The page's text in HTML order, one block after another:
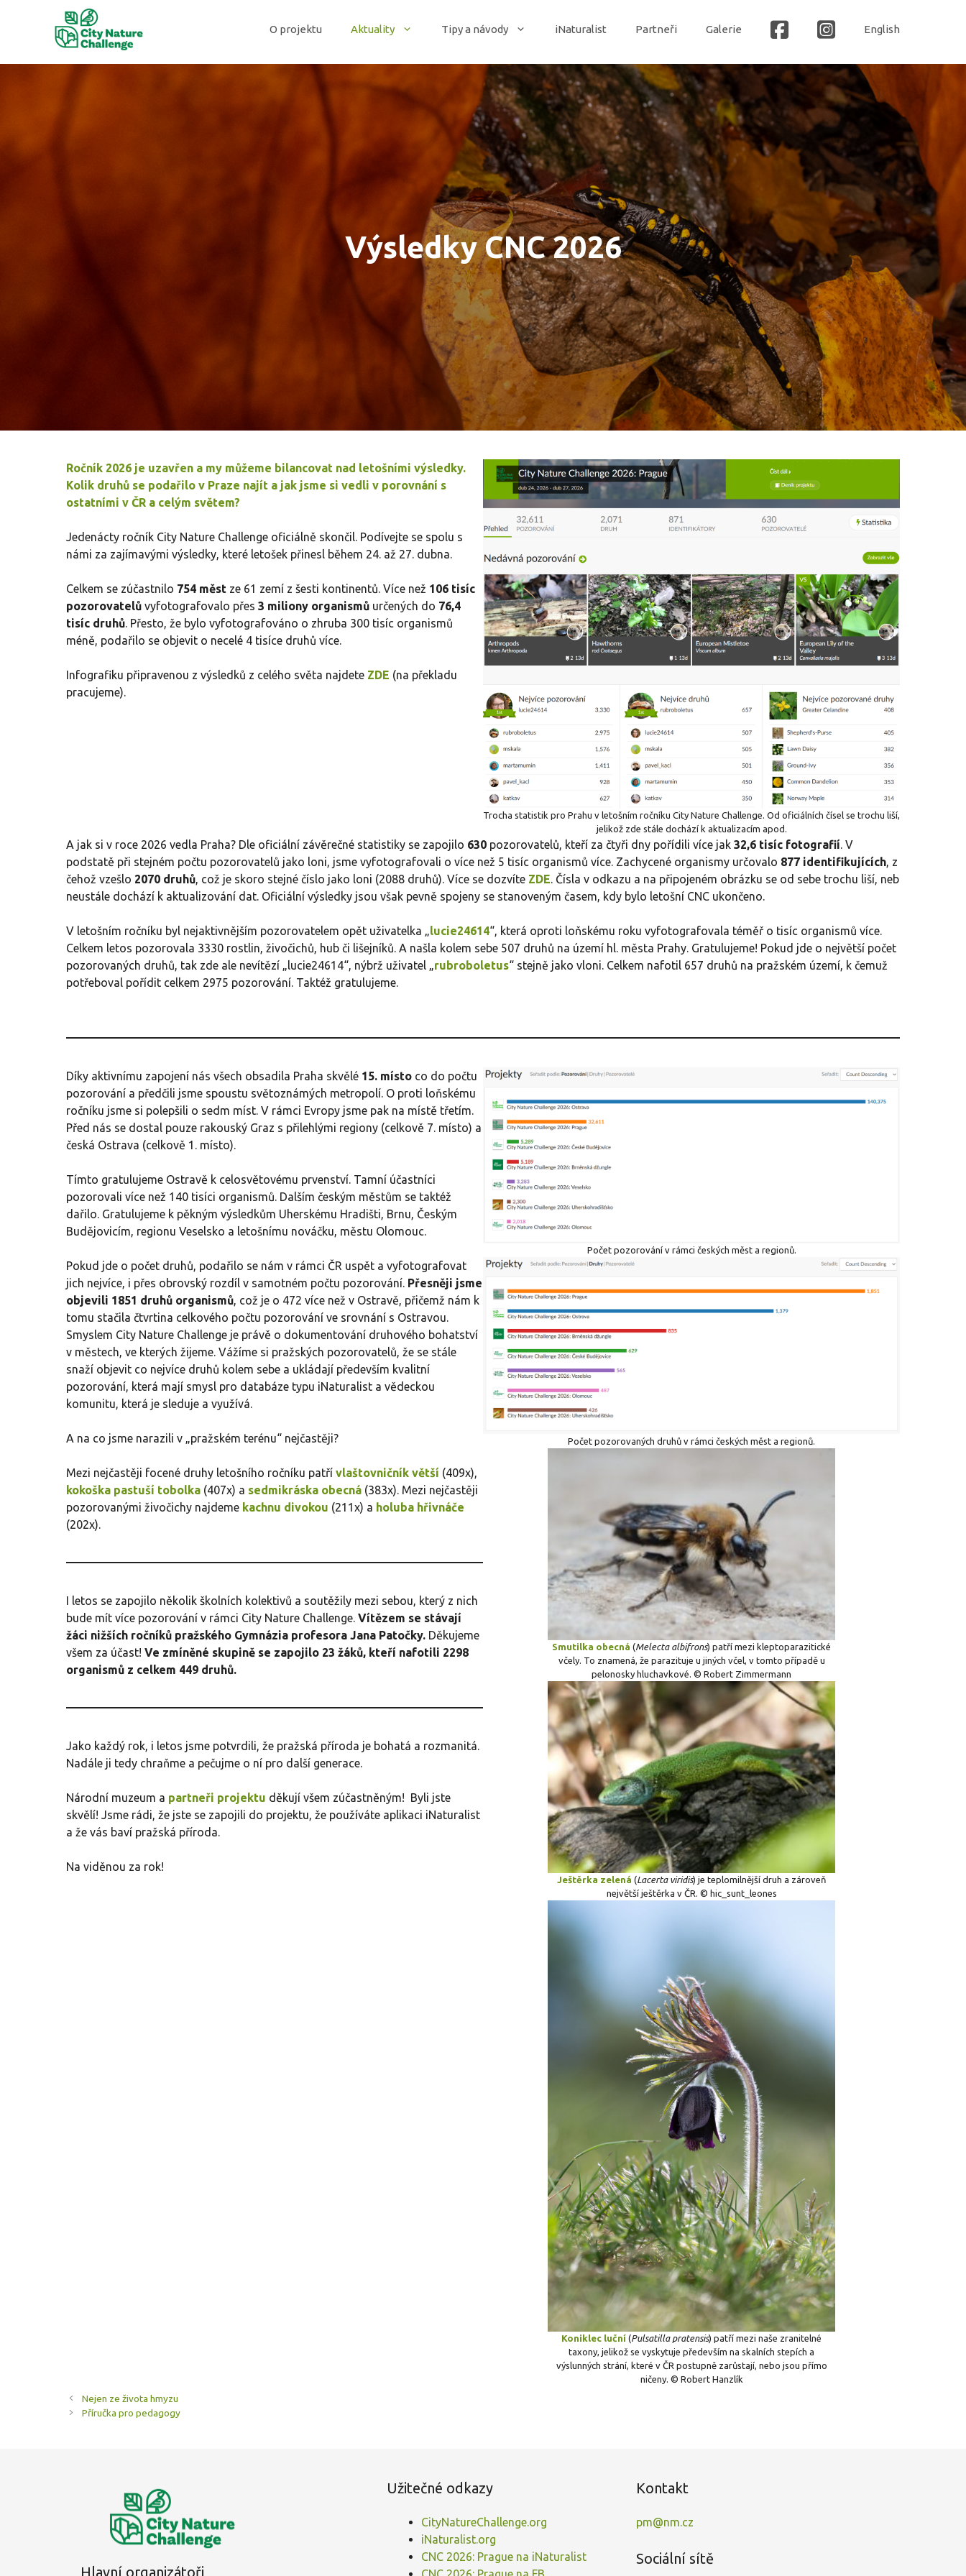
O projektu Aktuality Tipy a návody iNaturalist Partneři Galerie English
Výsledky CNC 2026
Ročník 2026 je uzavřen a my můžeme bilancovat nad letošními výsledky.
Kolik druhů se podařilo v Praze najít a jak jsme si vedli v porovnání s
ostatními v ČR a celým světem?
Jedenácty ročník City Nature Challenge oficiálně skončil. Podívejte se spolu s
námi za zajímavými výsledky, které letošek přinesl během 24. až 27. dubna.
Celkem se zúčastnilo 754 měst ze 61 zemí z šesti kontinentů. Více než 106 tisíc
pozorovatelů vyfotografovalo přes 3 miliony organismů určených do 76,4
tisíc druhů. Přesto, že bylo vyfotografováno o zhruba 300 tisíc organismů
méně, podařilo se objevit o necelé 4 tisíce druhů více.
Infografiku připravenou z výsledků z celého světa najdete ZDE (na překladu
pracujeme).
Trocha statistik pro Prahu v letošním ročníku City Nature Challenge. Od oficiálních čísel se trochu liší,
jelikož zde stále dochází k aktualizacím apod.
A jak si v roce 2026 vedla Praha? Dle oficiální závěrečné statistiky se zapojilo 630 pozorovatelů, kteří za čtyři dny pořídili více jak 32,6 tisíc fotografií. V
podstatě při stejném počtu pozorovatelů jako loni, jsme vyfotografovali o více než 5 tisíc organismů více. Zachycené organismy určovalo 877 identifikujících, z
čehož vzešlo 2070 druhů, což je skoro stejné číslo jako loni (2088 druhů). Více se dozvíte ZDE. Čísla v odkazu a na připojeném obrázku se od sebe trochu liší, neb
neustále dochází k aktualizování dat. Oficiální výsledky jsou však pevně spojeny se stanoveným časem, kdy bylo letošní CNC ukončeno.
V letošním ročníku byl nejaktivnějším pozorovatelem opět uživatelka „lucie24614“, která oproti loňskému roku vyfotografovala téměř o tisíc organismů více.
Celkem letos pozorovala 3330 rostlin, živočichů, hub či lišejníků. A našla kolem sebe 507 druhů na území hl. města Prahy. Gratulujeme! Pokud jde o největší počet
pozorovaných druhů, tak zde ale nevítězí „lucie24614“, nýbrž uživatel „rubroboletus“ stejně jako vloni. Celkem nafotil 657 druhů na pražském území, k čemuž
potřeboval pořídit celkem 2975 pozorování. Taktéž gratulujeme.
Díky aktivnímu zapojení nás všech obsadila Praha skvělé 15. místo co do počtu
pozorování a předčili jsme spoustu světoznámých metropolí. O proti loňskému
ročníku jsme si polepšili o sedm míst. V rámci Evropy jsme pak na místě třetím.
Před nás se dostal pouze rakouský Graz s přilehlými regiony (celkově 7. místo) a
česká Ostrava (celkově 1. místo).
Tímto gratulujeme Ostravě k celosvětovému prvenství. Tamní účastníci
pozorovali více než 140 tisíci organismů. Dalším českým městům se taktéž
dařilo. Gratulujeme k pěkným výsledkům Uherskému Hradišti, Brnu, Českým
Budějovicím, regionu Veselsko a letošnímu nováčku, městu Olomouc.
Pokud jde o počet druhů, podařilo se nám v rámci ČR uspět a vyfotografovat
jich nejvíce, i přes obrovský rozdíl v samotném počtu pozorování. Přesněji jsme
objevili 1851 druhů organismů, což je o 472 více než v Ostravě, přičemž nám k
tomu stačila čtvrtina celkového počtu pozorování ve srovnání s Ostravou.
Smyslem City Nature Challenge je právě o dokumentování druhového bohatství
v městech, ve kterých žijeme. Vážíme si pražských pozorovatelů, že se stále
snaží objevit co nejvíce druhů kolem sebe a ukládají především kvalitní
pozorování, která mají smysl pro databáze typu iNaturalist a vědeckou
komunitu, která je sleduje a využívá.
A na co jsme narazili v „pražském terénu“ nejčastěji?
Mezi nejčastěji focené druhy letošního ročníku patří vlaštovničník větší (409x),
kokoška pastuší tobolka (407x) a sedmikráska obecná (383x). Mezi nejčastěji
pozorovanými živočichy najdeme kachnu divokou (211x) a holuba hřivnáče
(202x).
I letos se zapojilo několik školních kolektivů a soutěžily mezi sebou, který z nich
bude mít více pozorování v rámci City Nature Challenge. Vítězem se stávají
žáci nižších ročníků pražského Gymnázia profesora Jana Patočky. Děkujeme
všem za účast! Ve zmíněné skupině se zapojilo 23 žáků, kteří nafotili 2298
organismů z celkem 449 druhů.
Jako každý rok, i letos jsme potvrdili, že pražská příroda je bohatá a rozmanitá.
Nadále ji tedy chraňme a pečujme o ní pro další generace.
Národní muzeum a partneři projektu děkují všem zúčastněným! Byli jste
skvělí! Jsme rádi, že jste se zapojili do projektu, že používáte aplikaci iNaturalist
a že vás baví pražská příroda.
Na viděnou za rok!
Počet pozorování v rámci českých měst a regionů.
Počet pozorovaných druhů v rámci českých měst a regionů.
Smutilka obecná (Melecta albifrons) patří mezi kleptoparazitické
včely. To znamená, že parazituje u jiných včel, v tomto případě u
pelonosky hluchavkové. © Robert Zimmermann
Ještěrka zelená (Lacerta viridis) je teplomilnější druh a zároveň
největší ještěrka v ČR. © hic_sunt_leones
Koniklec luční (Pulsatilla pratensis) patří mezi naše zranitelné
taxony, jelikož se vyskytuje především na skalních stepích a
výslunných strání, které v ČR postupně zarůstají, nebo jsou přímo
ničeny. © Robert Hanzlík
Nejen ze života hmyzu
Příručka pro pedagogy
Hlavní organizátoři
Užitečné odkazy
CityNatureChallenge.org
iNaturalist.org
CNC 2026: Prague na iNaturalist
Kontakt
pm@nm.cz
Sociální sítě